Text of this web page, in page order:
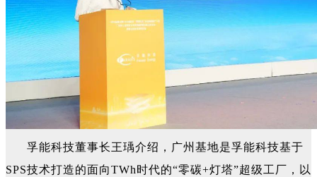
孚能科技董事长王瑀介绍，广州基地是孚能科技基于
SPS技术打造的面向TWh时代的“零碳+灯塔”超级工厂，以